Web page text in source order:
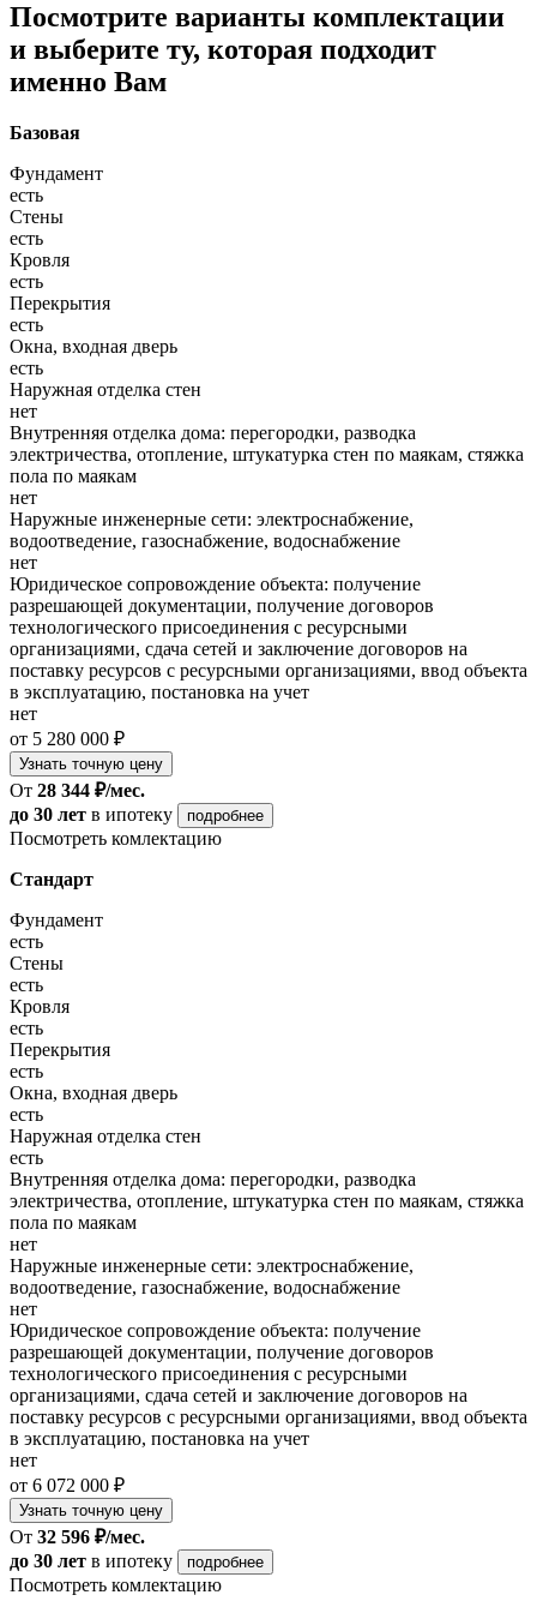
Посмотрите варианты комплектации
и выберите ту, которая подходит
именно Вам
Базовая
Фундамент
есть
Стены
есть
Кровля
есть
Перекрытия
есть
Окна, входная дверь
есть
Наружная отделка стен
нет
Внутренняя отделка дома: перегородки, разводка
электричества, отопление, штукатурка стен по маякам, стяжка
пола по маякам
нет
Наружные инженерные сети: электроснабжение,
водоотведение, газоснабжение, водоснабжение
нет
Юридическое сопровождение объекта: получение
разрешающей документации, получение договоров
технологического присоединения с ресурсными
организациями, сдача сетей и заключение договоров на
поставку ресурсов с ресурсными организациями, ввод объекта
в эксплуатацию, постановка на учет
нет
от 5 280 000 ₽
Узнать точную цену
От 28 344 ₽/мес.
до 30 лет в ипотеку подробнее
Посмотреть комлектацию
Стандарт
Фундамент
есть
Стены
есть
Кровля
есть
Перекрытия
есть
Окна, входная дверь
есть
Наружная отделка стен
есть
Внутренняя отделка дома: перегородки, разводка
электричества, отопление, штукатурка стен по маякам, стяжка
пола по маякам
нет
Наружные инженерные сети: электроснабжение,
водоотведение, газоснабжение, водоснабжение
нет
Юридическое сопровождение объекта: получение
разрешающей документации, получение договоров
технологического присоединения с ресурсными
организациями, сдача сетей и заключение договоров на
поставку ресурсов с ресурсными организациями, ввод объекта
в эксплуатацию, постановка на учет
нет
от 6 072 000 ₽
Узнать точную цену
От 32 596 ₽/мес.
до 30 лет в ипотеку подробнее
Посмотреть комлектацию